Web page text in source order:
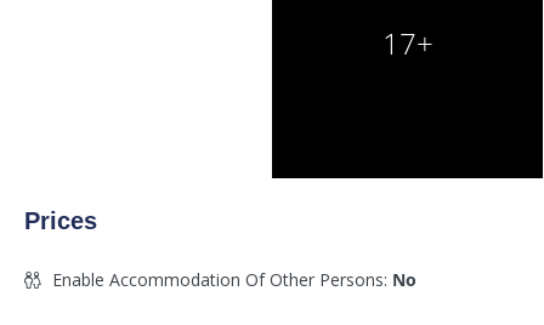
17+
Prices
Enable Accommodation Of Other Persons: No